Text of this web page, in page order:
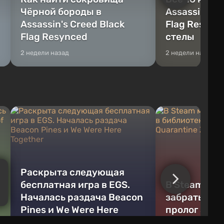
Чёрной бороды в
Assassin's Creed Black
Flag Resynced
2 недели назад
Assassin's
Flag
стелы
2 недели назад
Раскрыта следующая
бесплатная игра в EGS.
Началась раздача Beacon
Pines и We Were Here
В Steam
забрать в
пролог